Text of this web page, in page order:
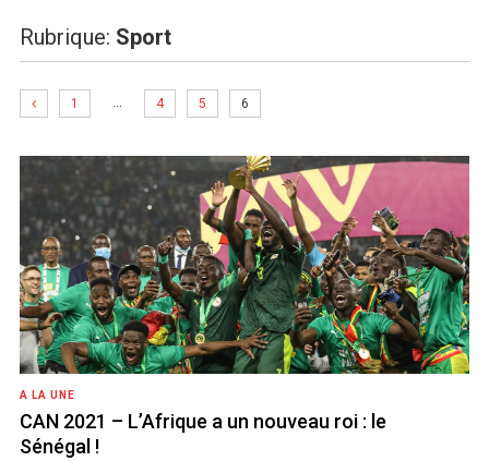
Rubrique: Sport
1 … 4 5 6
A LA UNE
CAN 2021 – L’Afrique a un nouveau roi : le
Sénégal !